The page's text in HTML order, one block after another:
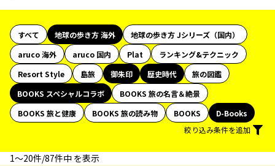
すべて 地球の歩き方 海外
地球の歩き方 Jシリーズ（国内）
aruco 海外
aruco 国内 Plat
ランキング&テクニック
Resort Style
島旅 御朱印 歴史時代
旅の図鑑
BOOKS スペシャルコラボ
BOOKS 旅の名言＆絶景
BOOKS 旅と健康
BOOKS 旅の読み物 BOOKS
D-Books
絞り込み条件を追加
1〜20件/87件中 を表示